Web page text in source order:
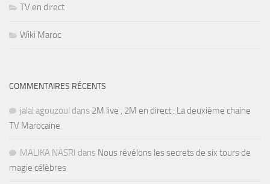
TV en direct
Wiki Maroc
COMMENTAIRES RÉCENTS
jalal agouzoul dans 2M live , 2M en direct : La deuxième chaine
TV Marocaine
MALIKA NASRI dans Nous révélons les secrets de six tours de
magie célèbres